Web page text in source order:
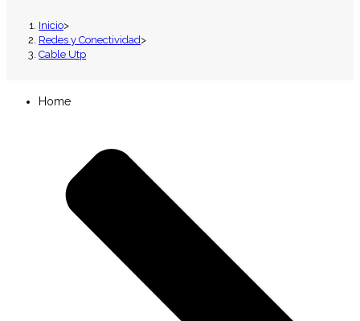
Inicio>
Redes y Conectividad>
Cable Utp
Home